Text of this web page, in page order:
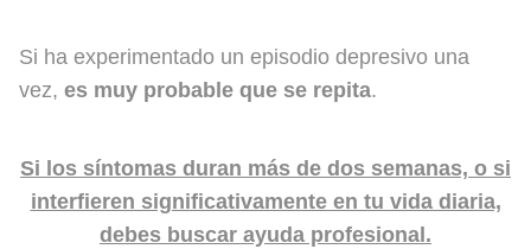
Si ha experimentado un episodio depresivo una
vez, es muy probable que se repita.
Si los síntomas duran más de dos semanas, o si
interfieren significativamente en tu vida diaria,
debes buscar ayuda profesional.